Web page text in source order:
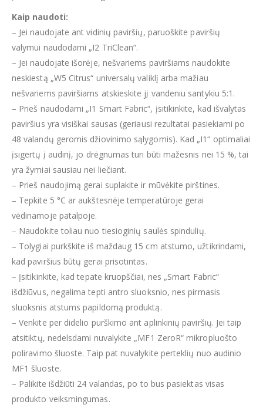
Kaip naudoti:
– Jei naudojate ant vidinių paviršių, paruoškite paviršių
valymui naudodami „I2 TriClean“.
– Jei naudojate išorėje, nešvariems paviršiams naudokite
neskiestą „W5 Citrus“ universalų valiklį arba mažiau
nešvariems paviršiams atskieskite jį vandeniu santykiu 5:1.
– Prieš naudodami „I1 Smart Fabric“, įsitikinkite, kad išvalytas
paviršius yra visiškai sausas (geriausi rezultatai pasiekiami po
48 valandų geromis džiovinimo sąlygomis). Kad „I1“ optimaliai
įsigertų į audinį, jo drėgnumas turi būti mažesnis nei 15 %, tai
yra žymiai sausiau nei liečiant.
– Prieš naudojimą gerai suplakite ir mūvėkite pirštines.
– Tepkite 5 °C ar aukštesnėje temperatūroje gerai
vėdinamoje patalpoje.
– Naudokite toliau nuo tiesioginių saulės spindulių.
– Tolygiai purkškite iš maždaug 15 cm atstumo, užtikrindami,
kad paviršius būtų gerai prisotintas.
– Įsitikinkite, kad tepate kruopščiai, nes „Smart Fabric“
išdžiūvus, negalima tepti antro sluoksnio, nes pirmasis
sluoksnis atstums papildomą produktą.
– Venkite per didelio purškimo ant aplinkinių paviršių. Jei taip
atsitiktų, nedelsdami nuvalykite „MF1 ZeroR“ mikropluošto
poliravimo šluoste. Taip pat nuvalykite perteklių nuo audinio
MF1 šluoste.
– Palikite išdžiūti 24 valandas, po to bus pasiektas visas
produkto veiksmingumas.